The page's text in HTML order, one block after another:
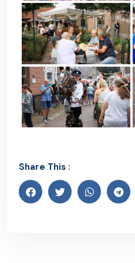
Share This :